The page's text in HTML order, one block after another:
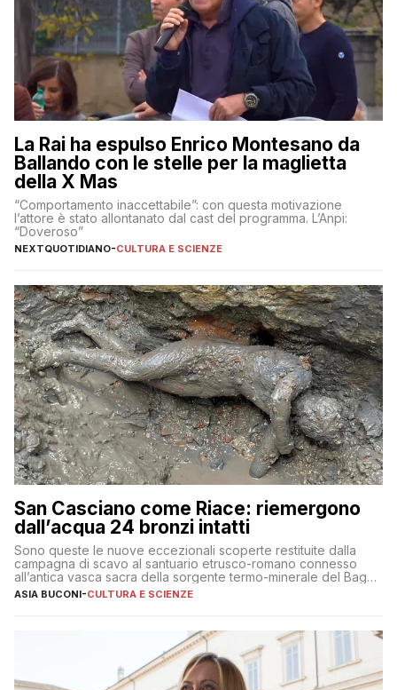
La Rai ha espulso Enrico Montesano da
Ballando con le stelle per la maglietta
della X Mas
“Comportamento inaccettabile”: con questa motivazione
l’attore è stato allontanato dal cast del programma. L’Anpi:
“Doveroso”
NEXTQUOTIDIANO-CULTURA E SCIENZE
San Casciano come Riace: riemergono
dall’acqua 24 bronzi intatti
Sono queste le nuove eccezionali scoperte restituite dalla
campagna di scavo al santuario etrusco-romano connesso
all’antica vasca sacra della sorgente termo-minerale del Bagno
Grande
ASIA BUCONI-CULTURA E SCIENZE